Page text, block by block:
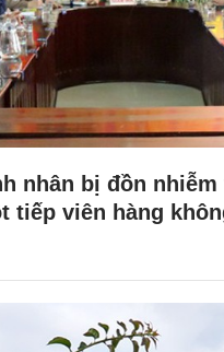
nhân bị đồn
tiếp viên hàng